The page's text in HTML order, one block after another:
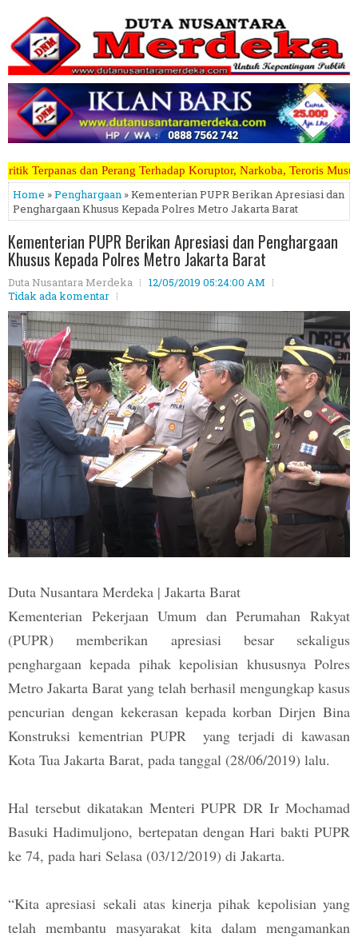
Koruptor, Narkoba, Teroris Musuh Rakyat ~~~~~>>>>> Kami
Home »Penghargaan » Kementerian PUPR Berikan Apresiasi dan
Penghargaan Khusus Kepada Polres Metro Jakarta Barat
Kementerian PUPR Berikan Apresiasi dan Penghargaan
Khusus Kepada Polres Metro Jakarta Barat
Duta Nusantara Merdeka
12/05/2019 05:24:00 AM
Tidak ada komentar
Duta Nusantara Merdeka | Jakarta Barat
Kementerian Pekerjaan Umum dan Perumahan Rakyat
(PUPR) memberikan apresiasi besar sekaligus
penghargaan kepada pihak kepolisian khususnya Polres
Metro Jakarta Barat yang telah berhasil mengungkap kasus
pencurian dengan kekerasan kepada korban Dirjen Bina
Konstruksi kementrian PUPR yang terjadi di kawasan
Kota Tua Jakarta Barat, pada tanggal (28/06/2019) lalu.
Hal tersebut dikatakan Menteri PUPR DR Ir Mochamad
Basuki Hadimuljono, bertepatan dengan Hari bakti PUPR
ke 74, pada hari Selasa (03/12/2019) di Jakarta.
“Kita apresiasi sekali atas kinerja pihak kepolisian yang
telah membantu masyarakat kita dalam mengamankan